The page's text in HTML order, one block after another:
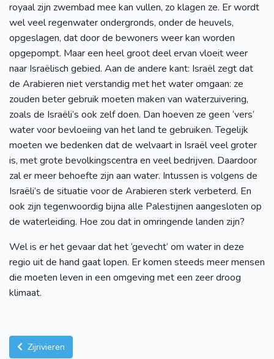
royaal zijn zwembad mee kan vullen, zo klagen ze. Er wordt
wel veel regenwater ondergronds, onder de heuvels,
opgeslagen, dat door de bewoners weer kan worden
opgepompt. Maar een heel groot deel ervan vloeit weer
naar Israëlisch gebied. Aan de andere kant: Israël zegt dat
de Arabieren niet verstandig met het water omgaan: ze
zouden beter gebruik moeten maken van waterzuivering,
zoals de Israëli’s ook zelf doen. Dan hoeven ze geen ‘vers’
water voor bevloeiing van het land te gebruiken. Tegelijk
moeten we bedenken dat de welvaart in Israël veel groter
is, met grote bevolkingscentra en veel bedrijven. Daardoor
zal er meer behoefte zijn aan water. Intussen is volgens de
Israëli’s de situatie voor de Arabieren sterk verbeterd. En
ook zijn tegenwoordig bijna alle Palestijnen aangesloten op
de waterleiding. Hoe zou dat in omringende landen zijn?
Wel is er het gevaar dat het ‘gevecht’ om water in deze
regio uit de hand gaat lopen. Er komen steeds meer mensen
die moeten leven in een omgeving met een zeer droog
klimaat.
Zijrivieren